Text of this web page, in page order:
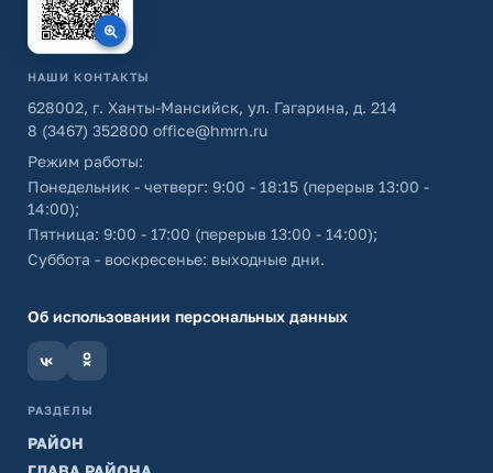
НАШИ КОНТАКТЫ
628002, г. Ханты-Мансийск, ул. Гагарина, д. 214
8 (3467) 352800 office@hmrn.ru
Режим работы:
Понедельник - четверг: 9:00 - 18:15 (перерыв 13:00 -
14:00);
Пятница: 9:00 - 17:00 (перерыв 13:00 - 14:00);
Суббота - воскресенье: выходные дни.
Об использовании персональных данных
РАЗДЕЛЫ
РАЙОН